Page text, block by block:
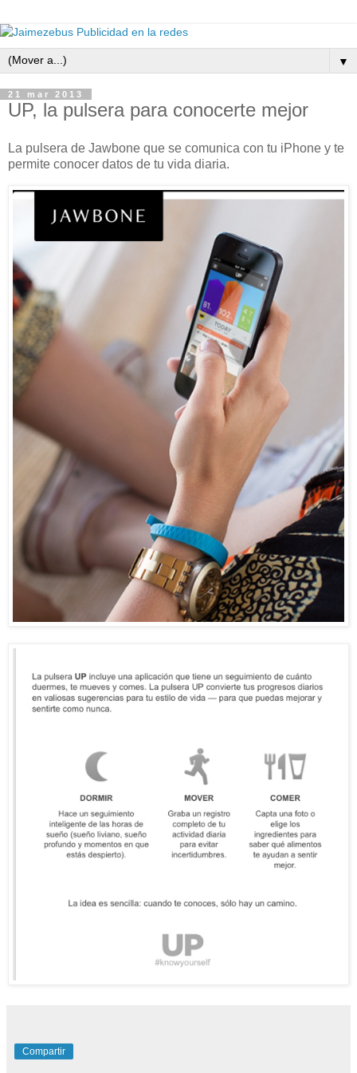
▼
21 mar 2013
UP, la pulsera para conocerte mejor
La pulsera de Jawbone que se comunica con tu iPhone y te
permite conocer datos de tu vida diaria.
Compartir